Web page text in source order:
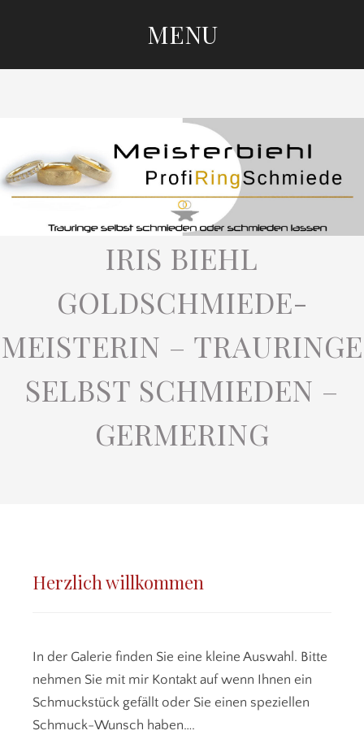
MENU
IRIS BIEHL
GOLDSCHMIEDE-
MEISTERIN – TRAURINGE
SELBST SCHMIEDEN –
GERMERING
Herzlich willkommen
In der Galerie finden Sie eine kleine Auswahl. Bitte
nehmen Sie mit mir Kontakt auf wenn Ihnen ein
Schmuckstück gefällt oder Sie einen speziellen
Schmuck-Wunsch haben….